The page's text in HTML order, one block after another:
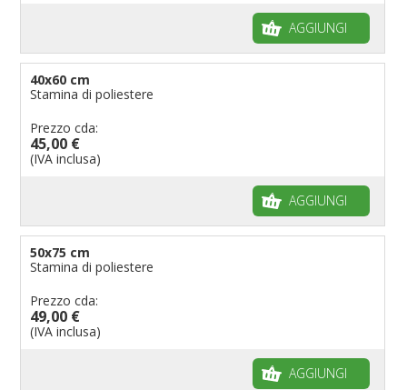
AGGIUNGI
40x60 cm
Stamina di poliestere
Prezzo cda:
45,00 €
(IVA inclusa)
AGGIUNGI
50x75 cm
Stamina di poliestere
Prezzo cda:
49,00 €
(IVA inclusa)
AGGIUNGI